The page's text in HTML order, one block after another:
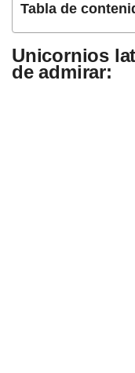
Tabla de
Unicornios
de admirar: